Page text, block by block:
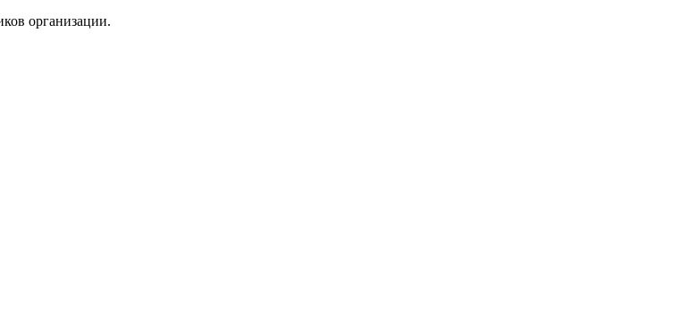
организации.